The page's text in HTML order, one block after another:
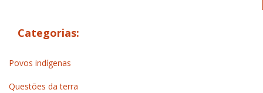
Categorias:
Povos indígenas
Questões da terra